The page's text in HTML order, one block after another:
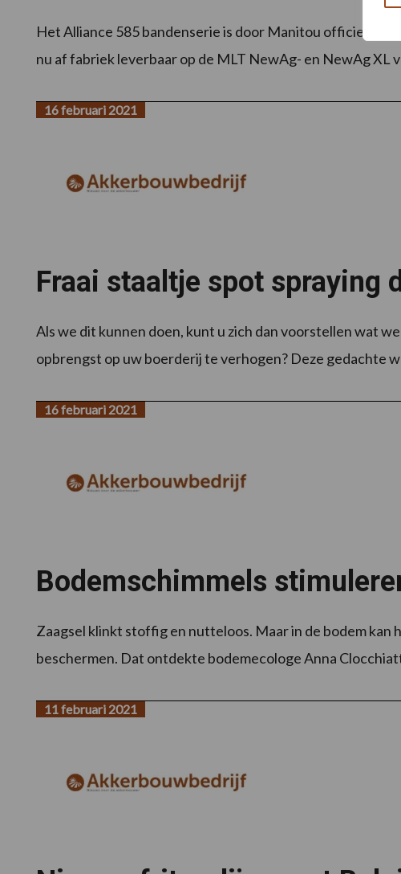
Het Alliance 585 bandenserie is door Manitou officieel
nu af fabriek leverbaar op de MLT NewAg- en NewAg XL
Fraai staaltje spot spraying
16 februari 2021
Als we dit kunnen doen, kunt u zich dan voorstellen wat
opbrengst op uw boerderij te verhogen? Deze gedachte
Bodemschimmels
16 februari 2021
Zaagsel klinkt stoffig en nutteloos. Maar in de bodem kan
beschermen. Dat ontdekte bodemecologe Anna
11 februari 2021